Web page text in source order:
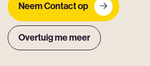
Neem Contact op
Overtuig me meer